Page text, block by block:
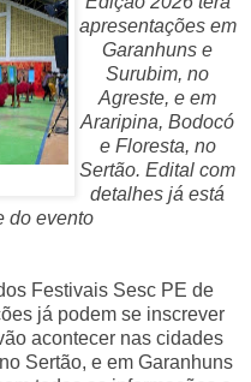
apresentações em
Garanhuns e
Surubim, no
Agreste, e em
Araripina, Bodocó
e Floresta, no
Sertão. Edital com
detalhes já está
do evento
Festivais Sesc PE de
já podem se inscrever
acontecer nas cidades
Sertão, e em Garanhuns